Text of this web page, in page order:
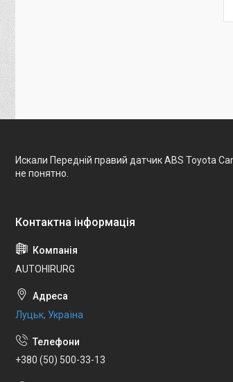
Искали Передній правий датчик ABS Toyota
не понятно.
AUTOHIRURG
Луцьк, Україна
+380 (50) 500-33-13